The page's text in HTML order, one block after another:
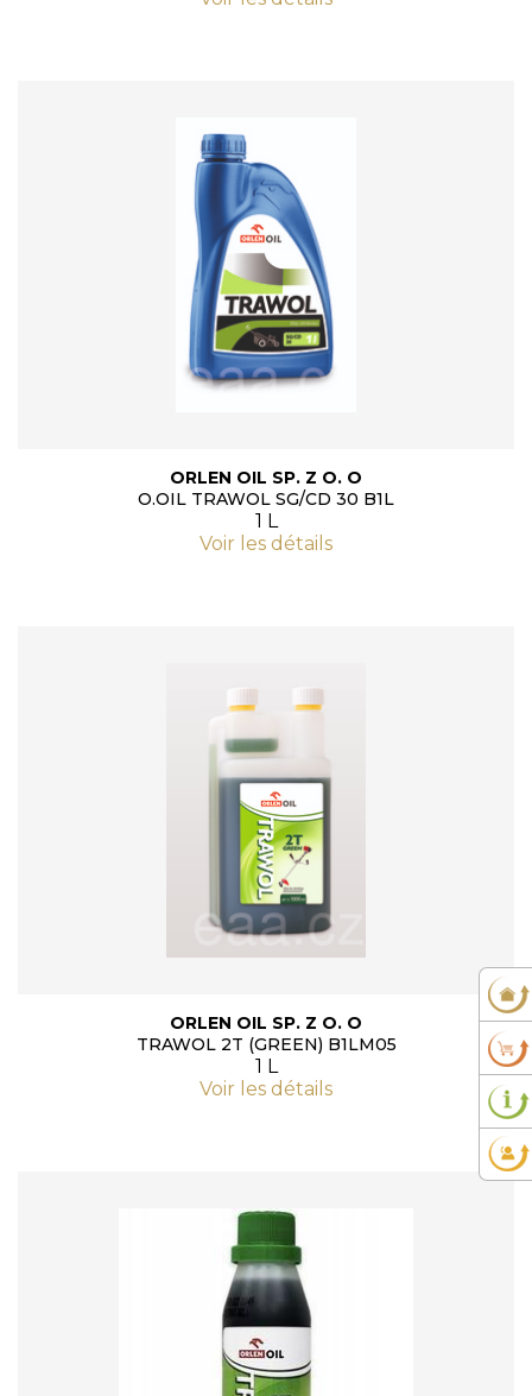
ORLEN OIL SP. Z O. O
O.OIL TRAWOL SG/CD 30 B1L
1 L
Voir les détails
ORLEN OIL SP. Z O. O
TRAWOL 2T (GREEN) B1LM05
1 L
Voir les détails